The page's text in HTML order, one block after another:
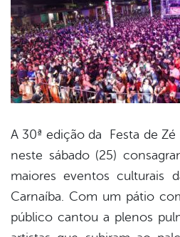
A 30ª edição da Festa de
neste sábado (25)
maiores eventos culturais
Carnaíba. Com um pátio
público cantou a plenos